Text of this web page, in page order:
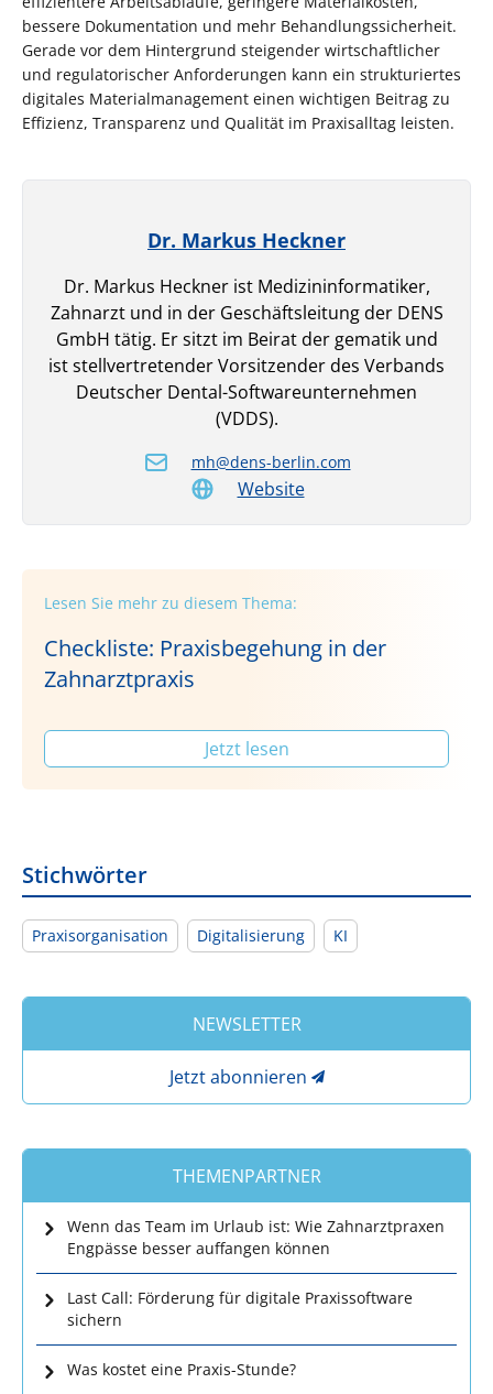
bessere Dokumentation und mehr Behandlungssicherheit.
Gerade vor dem Hintergrund steigender wirtschaftlicher
und regulatorischer Anforderungen kann ein strukturiertes
digitales Materialmanagement einen wichtigen Beitrag zu
Effizienz, Transparenz und Qualität im Praxisalltag leisten.
Dr. Markus Heckner
Dr. Markus Heckner ist Medizininformatiker,
Zahnarzt und in der Geschäftsleitung der DENS
GmbH tätig. Er sitzt im Beirat der gematik und
ist stellvertretender Vorsitzender des Verbands
Deutscher Dental-Softwareunternehmen
(VDDS).
mh@dens-berlin.com
Website
Lesen Sie mehr zu diesem Thema:
Checkliste: Praxisbegehung in der
Zahnarztpraxis
Jetzt lesen
Stichwörter
Praxisorganisation Digitalisierung KI
NEWSLETTER
Jetzt abonnieren
THEMENPARTNER
Wenn das Team im Urlaub ist: Wie Zahnarztpraxen
Engpässe besser auffangen können
Last Call: Förderung für digitale Praxissoftware
sichern
Was kostet eine Praxis-Stunde?